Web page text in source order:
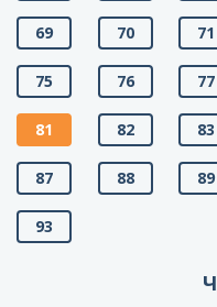
69 70 71
75 76 77
81 82 83
87 88 89
93